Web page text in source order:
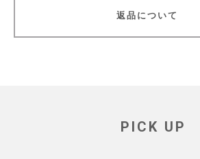
返品について
PICK UP